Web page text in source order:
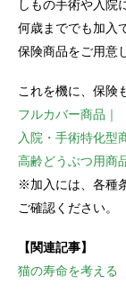
しもの手術や入院
何歳まででも加入
保険商品をご用意
これを機に、保険
フルカバー商品｜
入院・手術特化型
高齢どうぶつ用商
※加入には、各種
ご確認ください。
【関連記事】
猫の寿命を考える